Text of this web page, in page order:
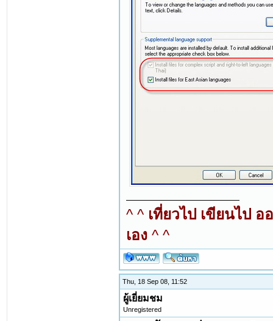
^ ^ เที่ยวไป เขียนไป
เอง ^ ^
Thu, 18 Sep 08, 11:52
ผู้เยี่ยมชม
Unregistered